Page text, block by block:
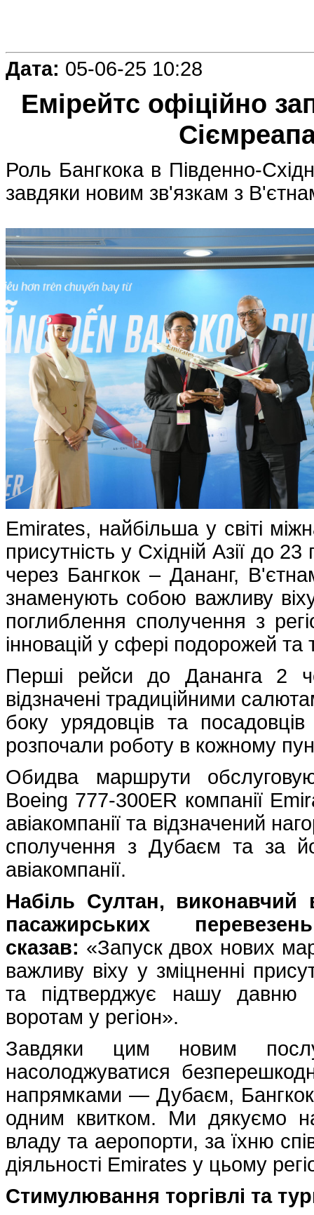
Дата: 05-06-25 10:28
Емірейтс офіційно
Роль Бангкока в Південно-
завдяки новим зв'язкам з
Emirates, найбільша у світі
присутність у Східній Азії до
через Бангкок – Дананг,
знаменують собою важливу
поглиблення сполучення з
інновацій у сфері подорожей та
Перші рейси до Дананга 2
відзначені традиційними
боку урядовців та
розпочали роботу в кожному
Обидва маршрути
Boeing 777-300ER компанії
авіакомпанії та відзначений
сполучення з Дубаєм та за
авіакомпанії.
Набіль Султан, виконавчий
пасажирських
сказав: «Запуск двох нових
важливу віху у зміцненні
та підтверджує нашу давню
воротам у регіон».
Завдяки цим новим
насолоджуватися
напрямками — Дубаєм,
одним квитком. Ми дякуємо
владу та аеропорти, за їхню
діяльності Emirates у цьому
Стимулювання торгівлі та